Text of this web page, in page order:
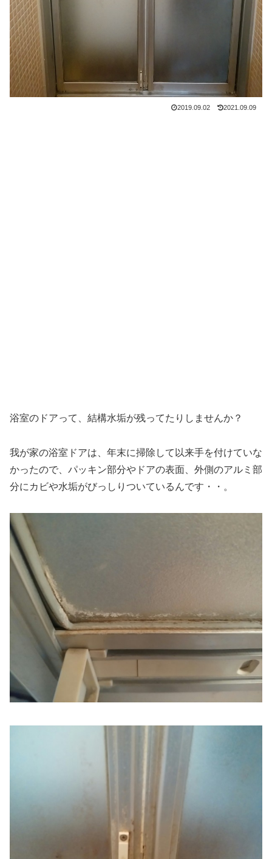
2019.09.02 2021.09.09
浴室のドアって、結構水垢が残ってたりしませんか？
我が家の浴室ドアは、年末に掃除して以来手を付けていな
かったので、 パッキン部分やドアの表面、外側のアルミ部
分にカビや水垢がびっしりついているんです・・。